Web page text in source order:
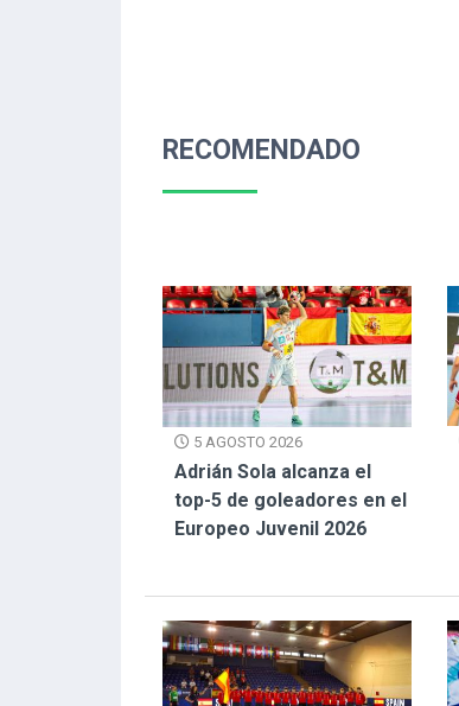
RECOMENDADO
5 AGOSTO 2026
Adrián Sola alcanza el
top-5 de goleadores en el
Europeo Juvenil 2026